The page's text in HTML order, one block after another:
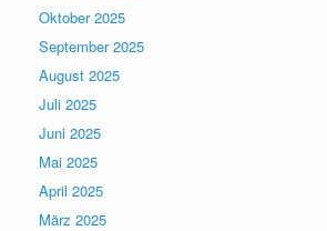
Oktober 2025
September 2025
August 2025
Juli 2025
Juni 2025
Mai 2025
April 2025
März 2025